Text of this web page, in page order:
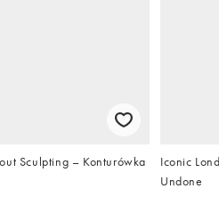
Sculpting – Konturówka
Iconic
Undone